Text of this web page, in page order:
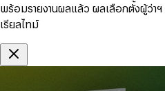
พร้อมรายงานผลแล้ว ผลเลือกตั้งผู้ว่า
เรียลไทม์